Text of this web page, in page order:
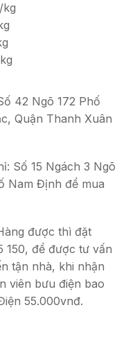
kg
42 Ngõ 172 Phố
Quận Thanh Xuân
Số 15 Ngách 3 Ngõ
Nam Định để mua
được thì đặt
150, để được tư vấn
tận nhà, khi nhận
viên bưu điện bao
55.000vnđ.